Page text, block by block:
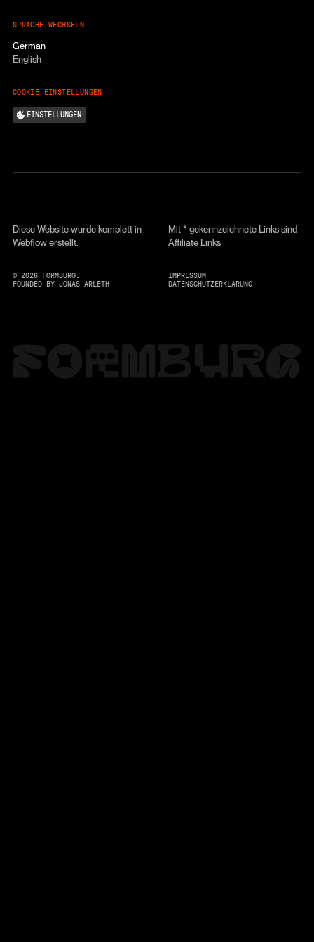
SPRACHE WECHSELN
German
English
COOKIE EINSTELLUNGEN
EINSTELLUNGEN
Diese Website wurde komplett in
Webflow erstellt.
Mit * gekennzeichnete Links sind
Affiliate Links
© 2026FORMBURG.
FOUNDED BY JONAS ARLETH
IMPRESSUM
DATENSCHUTZERKLÄRUNG